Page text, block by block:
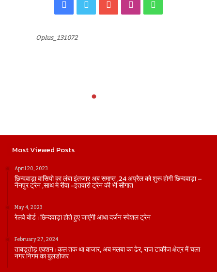
Facebook
Twitter YouTubeInstagram
Oplus_131072
Most Viewed Posts
April 20, 2023
छिन्दवाड़ा वासियो का लंबा इंतजार अब समाप्त ,24 अप्रैल को शुरू होगी छिन्दवाड़ा –
नैनपुर ट्रेन ,साथ मे रीवा -इतवारी ट्रेन की भी सौगात
May 4, 2023
रेलवे बोर्ड : छिन्दवाड़ा होते हुए जाएंगी आधा दर्जन स्पेशल ट्रेन
February 27, 2024
ताबड़तोड़ एक्शन : कल तक था बाजार, अब मलबा का ढेर, राज टाकीज क्षेत्र में चला
नगर निगम का बुलडोजर